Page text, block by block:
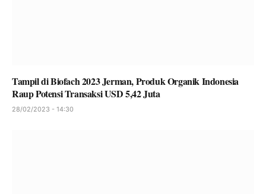
Tampil di Biofach 2023 Jerman, Produk Organik Indonesia
Raup Potensi Transaksi USD 5,42 Juta
28/02/2023 - 14:30